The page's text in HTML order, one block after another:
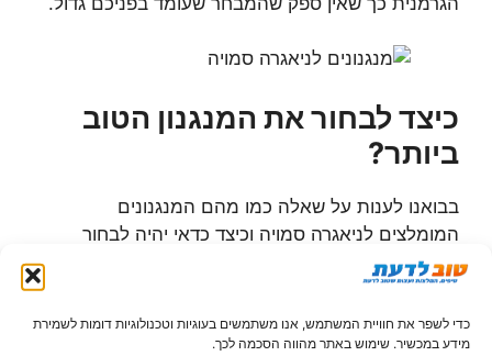
כדי לשפר את חוויית המשתמש, אנו משתמשים בעוגיות וטכנולוגיות דומות לשמירת
מידע במכשיר. שימוש באתר מהווה הסכמה לכך.
כיצד לבחור את המנגנון הטוב
ביותר?
בבואנו לענות על שאלה כמו מהם המנגנונים
המומלצים לניאגרה סמויה וכיצד כדאי יהיה לבחור
ביניהם, אנחנו מציעים לכם לדבר עם המומחים. זה נכון
שאתם יכולים לקרוא באתרי האינטרנט של החברות
השונות כמה שיותר מידע אודות המנגנונים ולנסות
להבין מה ההבדלים ביניהם, אך אין כמו עצה של